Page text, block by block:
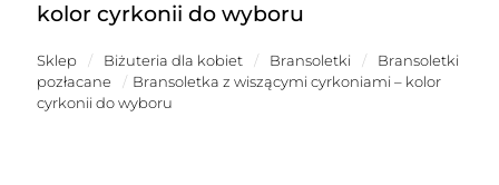
kolor cyrkonii do wyboru
Sklep / Biżuteria dla kobiet / Bransoletki /
Bransoletki
pozłacane
/ Bransoletka z wiszącymi cyrkoniami – kolor
cyrkonii do wyboru